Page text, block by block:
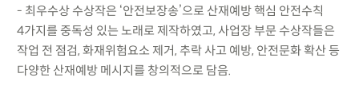
- 최우수상 수상작은 ‘안전보장송’으로 산재예방 핵심 안전수칙
4가지를 중독성 있는 노래로 제작하였고, 사업장 부문 수상작들은
작업 전 점검, 화재위험요소 제거, 추락 사고 예방, 안전문화 확산 등
다양한 산재예방 메시지를 창의적으로 담음.